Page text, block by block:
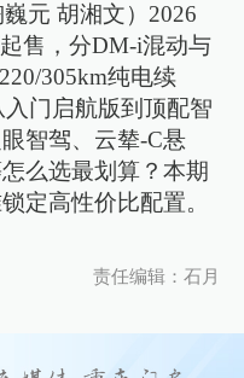
元 胡湘文）2026
售，分DM-i混动与
305km纯电续
门启航版到顶配智
智驾、云辇-C悬
么选最划算？本期
定高性价比配置。
责任编辑：石月